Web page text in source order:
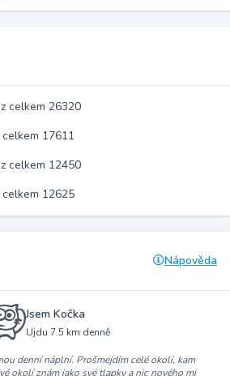
z celkem 26320
celkem 17611
z celkem 12450
celkem 12625
Nápověda
Jsem Kočka
Ujdu 7.5 km denně
denní náplní. Prošmejdím celé okolí, kam
okolí znám jako své tlapky a nic nového mi